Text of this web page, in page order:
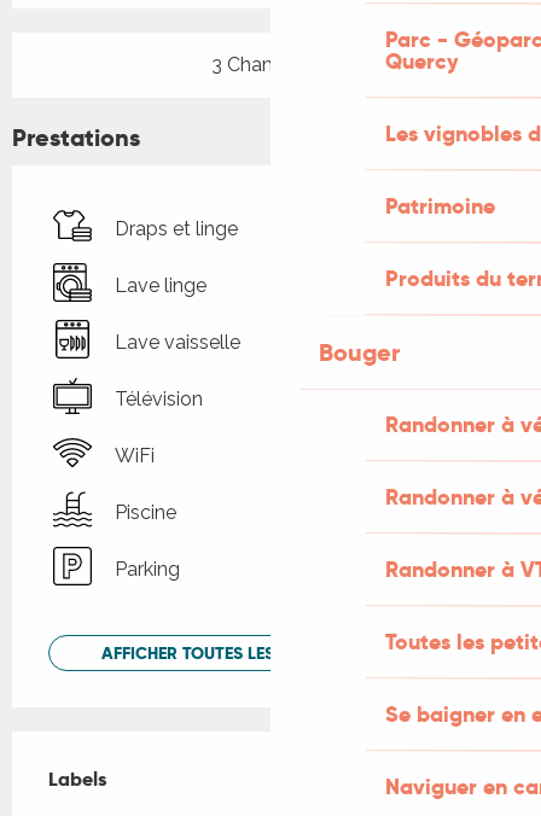
Parc -
Quercy
Les vignobles
Patrimoine
Produits du
Bouger
Randonner à
Randonner à
Randonner à
Toutes les
Se baigner en
Naviguer en
3 Chambre(s)
Prestations
Draps et linge
Lave linge
Lave vaisselle
Télévision
WiFi
Piscine
Parking
AFFICHER TOUTES LES PRESTATIONS
Labels
Labels